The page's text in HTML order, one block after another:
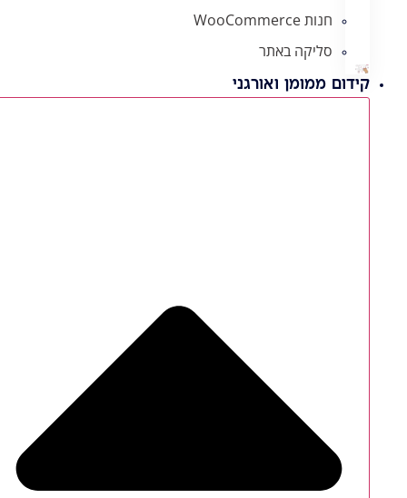
חנות WooCommerce
סליקה באתר
קידום ממומן ואורגני